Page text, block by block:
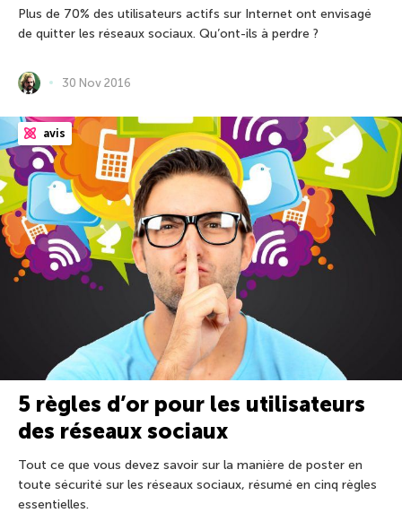
Plus de 70% des utilisateurs actifs sur Internet ont envisagé
de quitter les réseaux sociaux. Qu’ont-ils à perdre ?
30 Nov 2016
avis
5 règles d’or pour les utilisateurs
des réseaux sociaux
Tout ce que vous devez savoir sur la manière de poster en
toute sécurité sur les réseaux sociaux, résumé en cinq règles
essentielles.